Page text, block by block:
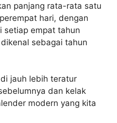
panjang rata-rata satu
hari, dengan
setiap empat tahun
sebagai tahun
jauh lebih teratur
dan kelak
modern yang kita